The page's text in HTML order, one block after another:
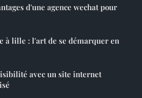
d'une agence wechat pour
à lille : l'art de se démarquer en
avec un site internet